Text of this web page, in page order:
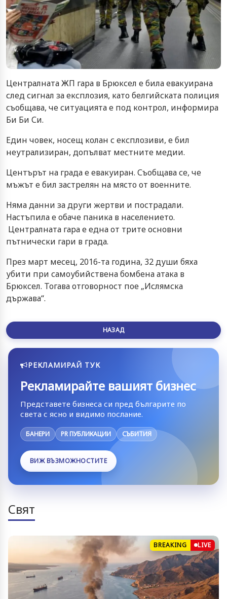
Централната ЖП гара в Брюксел е била евакуирана
след сигнал за експлозия, като белгийската полиция
съобщава, че ситуацията е под контрол, информира
Би Би Си.
Един човек, носещ колан с експлозиви, е бил
неутрализиран, допълват местните медии.
Центърът на града е евакуиран. Съобщава се, че
мъжът е бил застрелян на място от военните.
Няма данни за други жертви и пострадали.
Настъпила е обаче паника в населението.
Централната гара е една от трите основни
пътнически гари в града.
През март месец, 2016-та година, 32 души бяха
убити при самоубийствена бомбена атака в
Брюксел. Тогава отговорност пое „Ислямска
държава“.
НАЗАД
РЕКЛАМИРАЙ ТУК
Рекламирайте вашият бизнес
Представете бизнеса си пред българите по
света с ясно и видимо послание.
БАНЕРИ PR ПУБЛИКАЦИИ СЪБИТИЯ
ВИЖ ВЪЗМОЖНОСТИТЕ
Свят
BREAKING LIVE